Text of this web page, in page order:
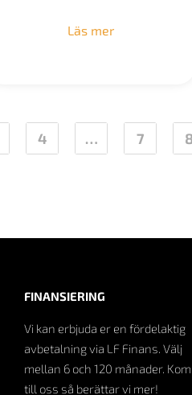
Läs mer
4 … 7 8
FINANSIERING
Vi kan erbjuda er en fördelaktig
avbetalning via LF Finans. Välj
mellan 6 och 120 månader.
till oss så berättar vi mer!